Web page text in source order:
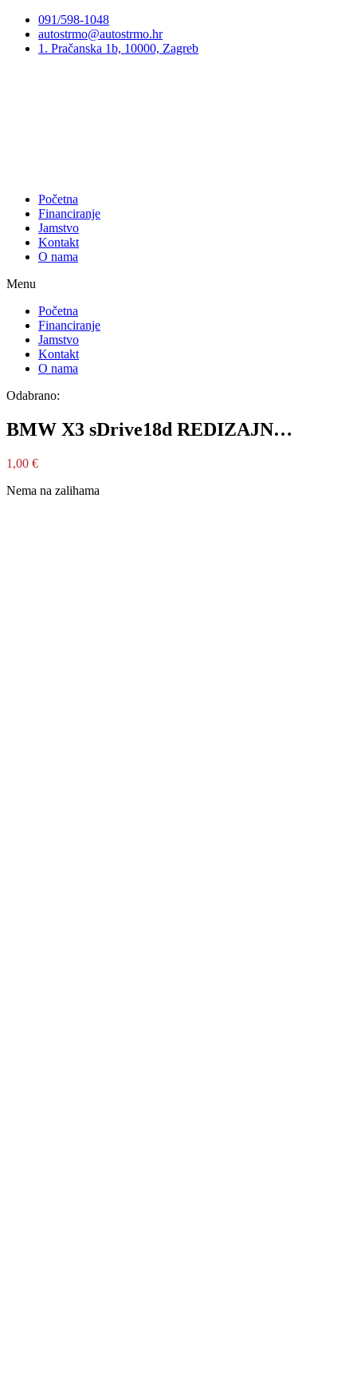
Preskoči
sadržaj
091/598-1048
autostrmo@autostrmo.hr
1. Pračanska 1b, 10000, Zagreb
Početna
Financiranje
Jamstvo
Kontakt
O nama
Menu
Početna
Financiranje
Jamstvo
Kontakt
O nama
Odabrano:
BMW X3 sDrive18d REDIZAJN…
1,00 €
Nema na zalihama